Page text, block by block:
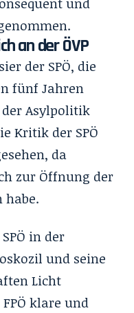
und
an der ÖVP
der SPÖ, die
fünf Jahren
Asylpolitik
Kritik der SPÖ
da
zur Öffnung der
habe.
in der
und seine
Licht
klare und